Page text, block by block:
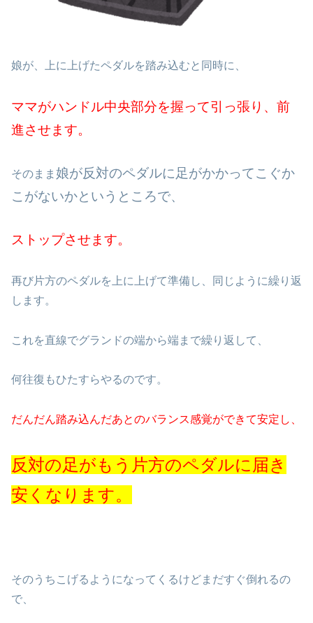
娘が、上に上げたペダルを踏み込むと同時に、
ママがハンドル中央部分を握って引っ張り、前
進させます。
そのまま 娘が反対のペダルに足がかかってこぐか
こがないかというところで、
ストップさせます。
再び片方のペダルを上に上げて準備し、同じように繰り返
します。
これを直線でグランドの端から端まで繰り返して、
何往復もひたすらやるのです。
だんだん踏み込んだあとのバランス感覚ができて安定し、
反対の足がもう片方のペダルに届き
安くなります。
そのうちこげるようになってくるけどまだすぐ倒れるの
で、